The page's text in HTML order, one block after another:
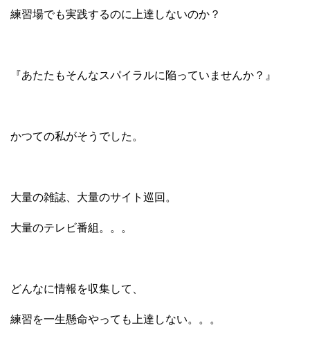
練習場でも実践するのに上達しないのか？
『あたたもそんなスパイラルに陥っていませんか？』
かつての私がそうでした。
大量の雑誌、大量のサイト巡回。
大量のテレビ番組。。。
どんなに情報を収集して、
練習を一生懸命やっても上達しない。。。